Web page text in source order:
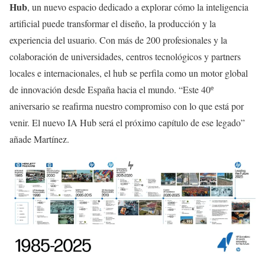
Hub, un nuevo espacio dedicado a explorar cómo la inteligencia
artificial puede transformar el diseño, la producción y la
experiencia del usuario. Con más de 200 profesionales y la
colaboración de universidades, centros tecnológicos y partners
locales e internacionales, el hub se perfila como un motor global
de innovación desde España hacia el mundo. “Este 40º
aniversario se reafirma nuestro compromiso con lo que está por
venir. El nuevo IA Hub será el próximo capítulo de ese legado”
añade Martínez.